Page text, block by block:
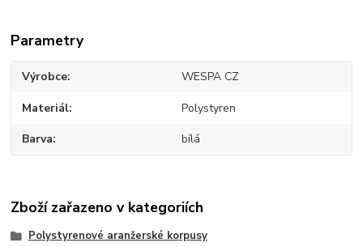
Parametry
Výrobce WESPA CZ
Materiál Polystyren
Barva bílá
Zboží zařazeno v kategoriích
Polystyrenové aranžerské korpusy